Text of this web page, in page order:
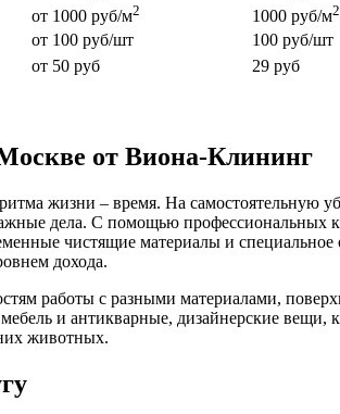
от 1000 руб/м2 1000 руб/м2
от 100 руб/шт
100 руб/шт
от 50 руб 29 руб
от Виона-Клининг
жизни – время. На самостоятельную
дела. С помощью профессиональных
чистящие материалы и
дохода.
работы с разными материалами,
и антикварные, дизайнерские вещи,
животных.